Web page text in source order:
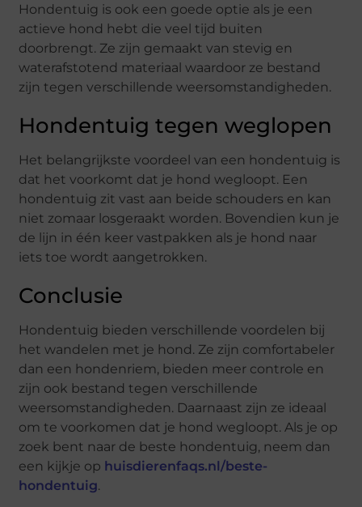
Hondentuig is ook een goede optie als je een
actieve hond hebt die veel tijd buiten
doorbrengt. Ze zijn gemaakt van stevig en
waterafstotend materiaal waardoor ze bestand
zijn tegen verschillende weersomstandigheden.
Hondentuig tegen weglopen
Het belangrijkste voordeel van een hondentuig is
dat het voorkomt dat je hond wegloopt. Een
hondentuig zit vast aan beide schouders en kan
niet zomaar losgeraakt worden. Bovendien kun je
de lijn in één keer vastpakken als je hond naar
iets toe wordt aangetrokken.
Conclusie
Hondentuig bieden verschillende voordelen bij
het wandelen met je hond. Ze zijn comfortabeler
dan een hondenriem, bieden meer controle en
zijn ook bestand tegen verschillende
weersomstandigheden. Daarnaast zijn ze ideaal
om te voorkomen dat je hond wegloopt. Als je op
zoek bent naar de beste hondentuig, neem dan
een kijkje op huisdierenfaqs.nl/beste-
hondentuig.